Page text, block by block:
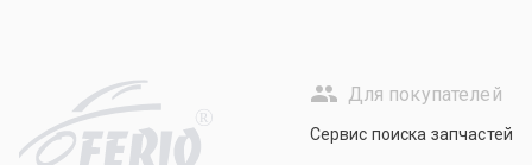
R
Для покупателей
Сервис поиска запчастей